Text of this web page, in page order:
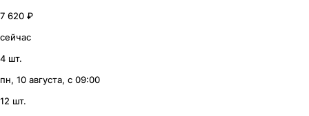
7 620 ₽
сейчас
4 шт.
пн, 10 августа, с 09:00
12 шт.